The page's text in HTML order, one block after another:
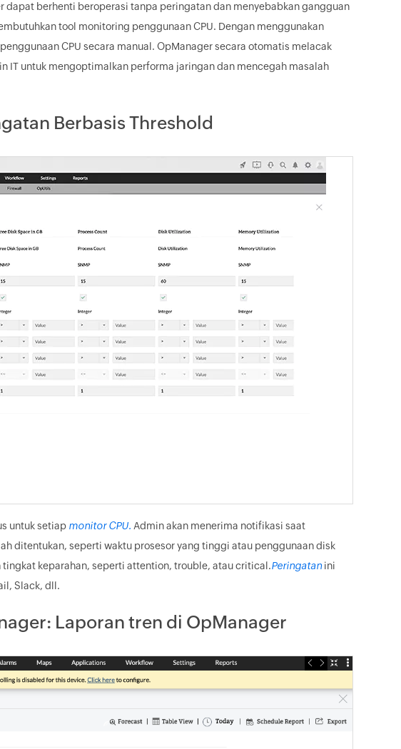
dapat berhenti beroperasi tanpa peringatan dan menyebabkan gangguan
tool monitoring penggunaan CPU. Dengan menggunakan
CPU secara manual. OpManager secara otomatis melacak
IT untuk mengoptimalkan performa jaringan dan mencegah masalah
Berbasis Threshold
untuk setiap monitor CPU. Admin akan menerima notifikasi saat
ditentukan, seperti waktu prosesor yang tinggi atau penggunaan disk
keparahan, seperti attention, trouble, atau critical.Peringatanini
Slack, dll.
Laporan tren di OpManager